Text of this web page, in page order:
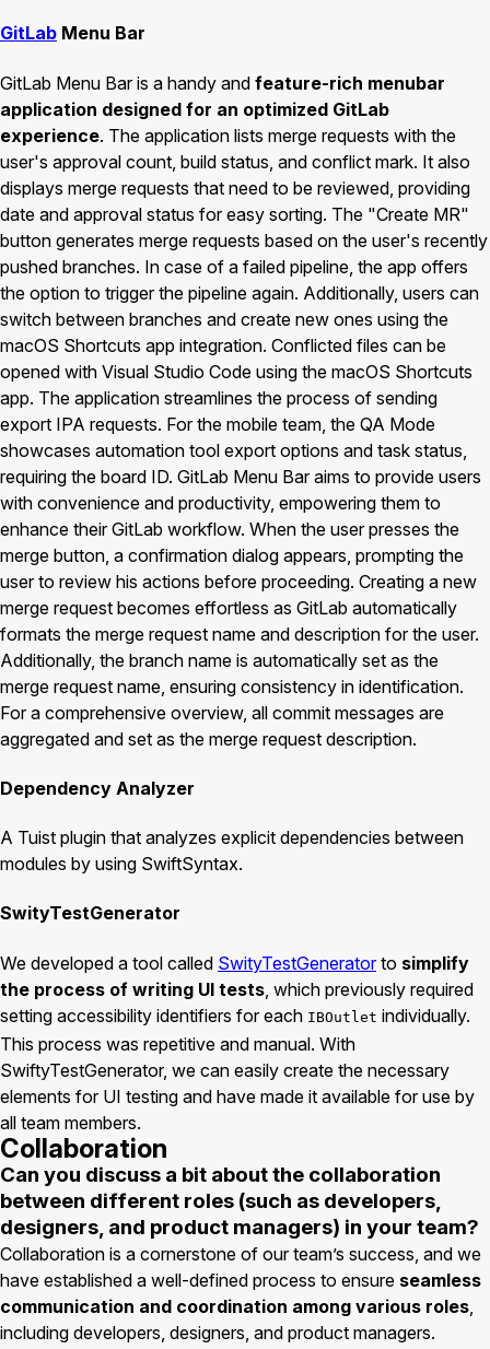
GitLab Menu Bar
GitLab Menu Bar is a handy and feature-rich menubar
application designed for an optimized GitLab
experience. The application lists merge requests with the
user's approval count, build status, and conflict mark. It also
displays merge requests that need to be reviewed, providing
date and approval status for easy sorting. The "Create MR"
button generates merge requests based on the user's recently
pushed branches. In case of a failed pipeline, the app offers
the option to trigger the pipeline again. Additionally, users can
switch between branches and create new ones using the
macOS Shortcuts app integration. Conflicted files can be
opened with Visual Studio Code using the macOS Shortcuts
app. The application streamlines the process of sending
export IPA requests. For the mobile team, the QA Mode
showcases automation tool export options and task status,
requiring the board ID. GitLab Menu Bar aims to provide users
with convenience and productivity, empowering them to
enhance their GitLab workflow. When the user presses the
merge button, a confirmation dialog appears, prompting the
user to review his actions before proceeding. Creating a new
merge request becomes effortless as GitLab automatically
formats the merge request name and description for the user.
Additionally, the branch name is automatically set as the
merge request name, ensuring consistency in identification.
For a comprehensive overview, all commit messages are
aggregated and set as the merge request description.
Dependency Analyzer
A Tuist plugin that analyzes explicit dependencies between
modules by using SwiftSyntax.
SwityTestGenerator
We developed a tool called SwityTestGeneratorto simplify
the process of writing UI tests , which previously required
setting accessibility identifiers for each IBOutlet individually.
This process was repetitive and manual. With
SwiftyTestGenerator, we can easily create the necessary
elements for UI testing and have made it available for use by
all team members.
Collaboration
Can you discuss a bit about the collaboration
between different roles (such as developers,
designers, and product managers) in your team?
Collaboration is a cornerstone of our team’s success, and we
have established a well-defined process to ensure seamless
communication and coordination among various roles
including developers, designers, and product managers.